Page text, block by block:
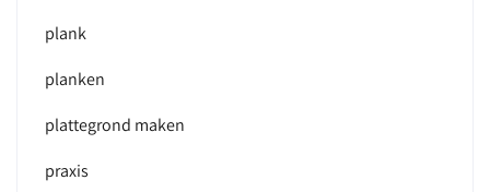
plank
planken
plattegrond maken
praxis